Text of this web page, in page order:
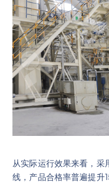
从实际运行效果来看，采
线，产品合格率普遍提升